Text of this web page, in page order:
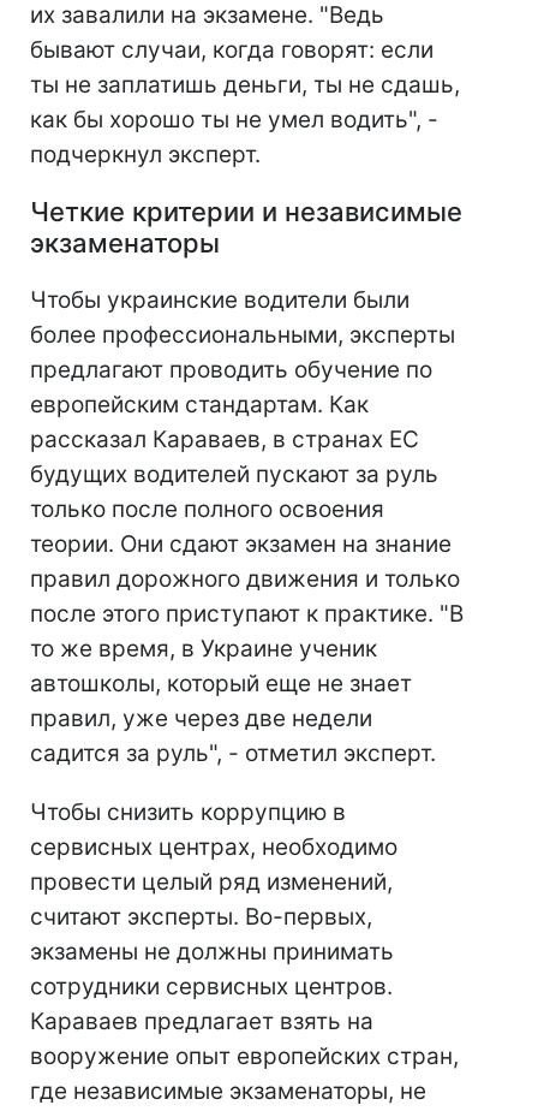
их завалили на экзамене. "Ведь
бывают случаи, когда говорят: если
ты не заплатишь деньги, ты не сдашь,
как бы хорошо ты не умел водить", -
подчеркнул эксперт.
Четкие критерии и независимые
экзаменаторы
Чтобы украинские водители были
более профессиональными, эксперты
предлагают проводить обучение по
европейским стандартам. Как
рассказал Караваев, в странах ЕС
будущих водителей пускают за руль
только после полного освоения
теории. Они сдают экзамен на знание
правил дорожного движения и только
после этого приступают к практике. "В
то же время, в Украине ученик
автошколы, который еще не знает
правил, уже через две недели
садится за руль", - отметил эксперт.
Чтобы снизить коррупцию в
сервисных центрах, необходимо
провести целый ряд изменений,
считают эксперты. Во-первых,
экзамены не должны принимать
сотрудники сервисных центров.
Караваев предлагает взять на
вооружение опыт европейских стран,
где независимые экзаменаторы, не